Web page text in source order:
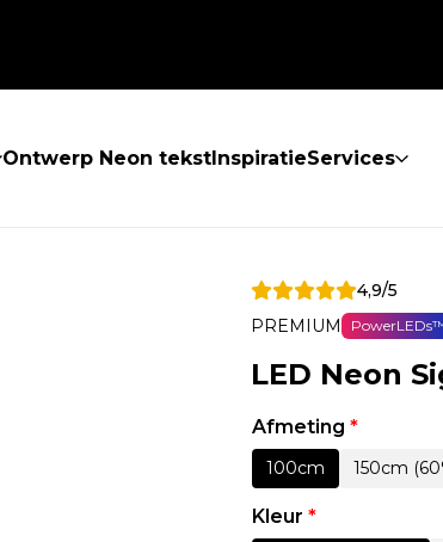
Ontwerp Neon tekstInspiratieServices
4,9/5
PREMIUM
LED Neon
Afmeting *
100cm 150cm
Kleur *